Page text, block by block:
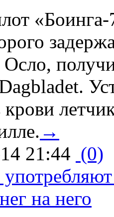
Осло,
крови
→
21:44 (0)
на него